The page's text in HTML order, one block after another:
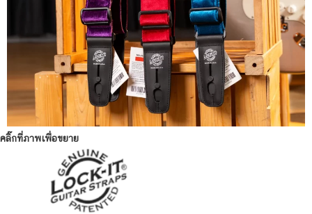
คลิ๊กที่ภาพเพื่อขยาย